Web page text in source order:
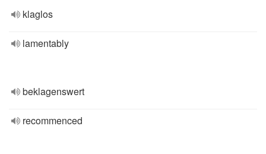
klaglos
lamentably
beklagenswert
recommenced